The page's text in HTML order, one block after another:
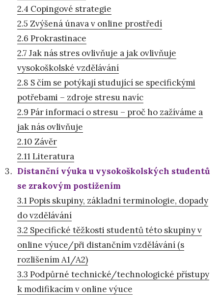
2.4 Copingové strategie
2.5 Zvýšená únava v online prostředí
2.6 Prokrastinace
2.7 Jak nás stres ovlivňuje a jak ovlivňuje
vysokoškolské vzdělávání
2.8 S čím se potýkají studující se specifickými
potřebami – zdroje stresu navíc
2.9 Pár informací o stresu – proč ho zažíváme a
jak nás ovlivňuje
2.10 Závěr
2.11 Literatura
Distanční výuka u vysokoškolských studentů
se zrakovým postižením
3.1 Popis skupiny, základní terminologie, dopady
do vzdělávání
3.2 Specifické těžkosti studentů této skupiny v
online výuce/při distančním vzdělávání (s
rozlišením A1/A2)
3.3 Podpůrné technické/technologické přístupy
k modifikacím v online výuce